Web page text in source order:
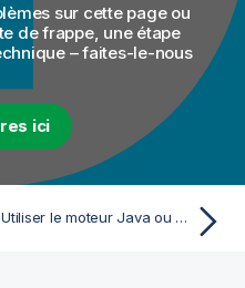
sur cette page ou
de frappe, une étape
– faites-le-nous
ici
Utiliser le moteur Java ou SQL